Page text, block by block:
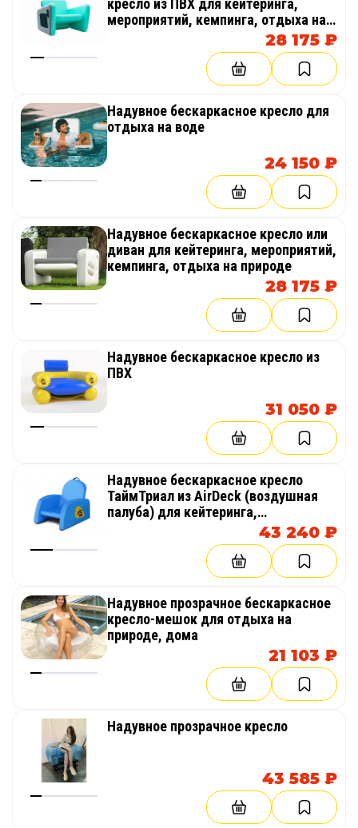
мероприятий, кемпинга, отдыха на
28 175 ₽
Надувное бескаркасное кресло для
отдыха на воде
24 150 ₽
Надувное бескаркасное кресло или
диван для кейтеринга, мероприятий,
кемпинга, отдыха на природе
28 175 ₽
Надувное бескаркасное кресло из
ПВХ
31 050 ₽
Надувное бескаркасное кресло
ТаймТриал из AirDeck (воздушная
палуба) для кейтеринга,
мероприятий, кемпинга, отдыха на
43 240 ₽
Надувное прозрачное бескаркасное
кресло-мешок для отдыха на
природе, дома
21 103 ₽
Надувное прозрачное кресло
43 585 ₽